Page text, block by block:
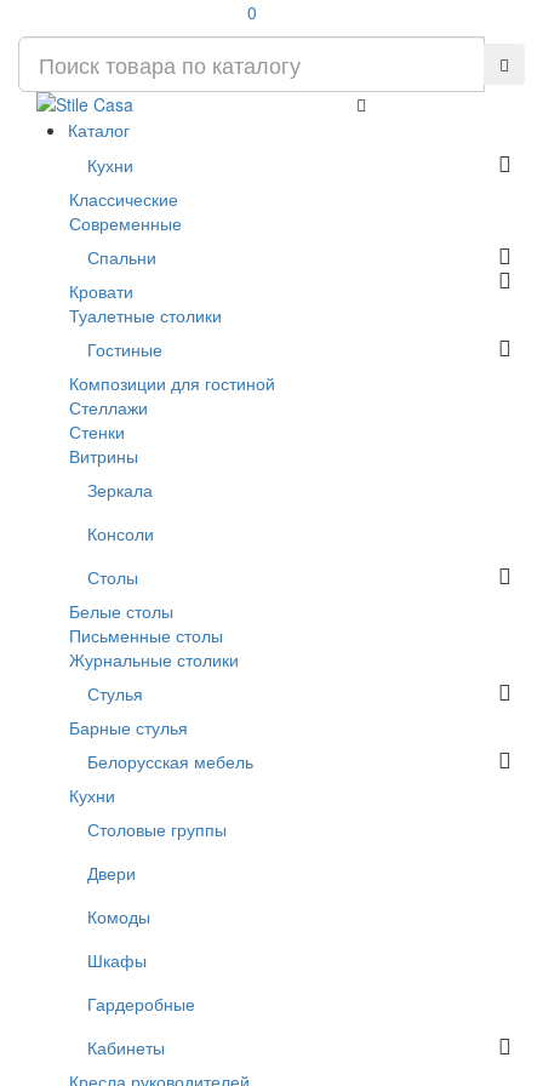
0
Каталог
Кухни
Классические
Современные
Спальни
Кровати
Туалетные столики
Гостиные
Композиции для гостиной
Стеллажи
Стенки
Витрины
Зеркала
Консоли
Столы
Белые столы
Письменные столы
Журнальные столики
Стулья
Барные стулья
Белорусская мебель
Кухни
Столовые группы
Двери
Комоды
Шкафы
Гардеробные
Кабинеты
Кресла руководителей